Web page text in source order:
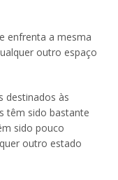
enfrenta a mesma
outro espaço
destinados às
têm sido bastante
sido pouco
outro estado